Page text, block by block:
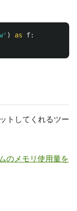
' ) as f:
トしてくれるツー
のメモリ使用量を